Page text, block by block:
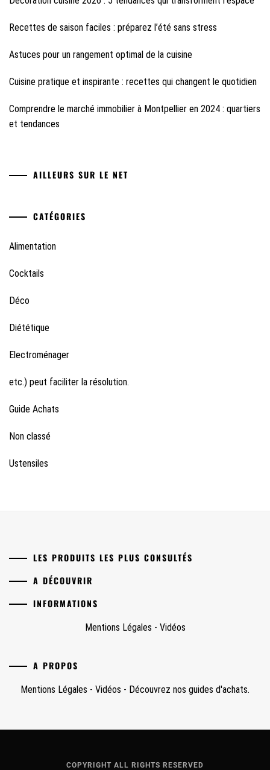
Recettes de saison faciles : préparez l’été sans stress
Astuces pour un rangement optimal de la cuisine
Cuisine pratique et inspirante : recettes qui changent le quotidien
Comprendre le marché immobilier à Montpellier en 2024 : quartiers
et tendances
AILLEURS SUR LE NET
CATÉGORIES
Alimentation
Cocktails
Déco
Diététique
Electroménager
etc.) peut faciliter la résolution.
Guide Achats
Non classé
Ustensiles
LES PRODUITS LES PLUS CONSULTÉS
A DÉCOUVRIR
INFORMATIONS
Mentions Légales - Vidéos
A PROPOS
Mentions Légales - Vidéos - Découvrez nos guides d'achats.
COPYRIGHT ALL RIGHTS RESERVED